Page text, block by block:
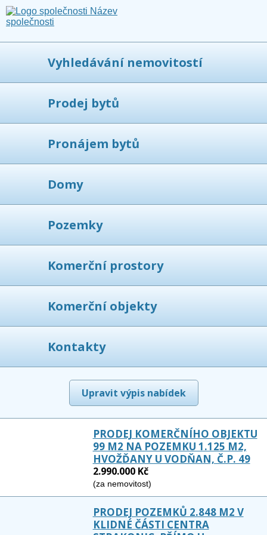
Vyhledávání nemovitostí
Prodej bytů
Pronájem bytů
Domy
Pozemky
Komerční prostory
Komerční objekty
Kontakty
Upravit výpis nabídek
PRODEJ KOMERČNÍHO OBJEKTU
99 M2 NA POZEMKU 1.125 M2,
HVOŽĎANY U VODŇAN, Č.P. 49
2.990.000 Kč
(za nemovitost)
PRODEJ POZEMKŮ 2.848 M2 V
KLIDNÉ ČÁSTI CENTRA